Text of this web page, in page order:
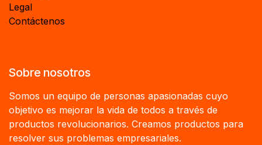
Legal
Contáctenos
Sobre nosotros
Somos un equipo de personas apasionadas cuyo
objetivo es mejorar la vida de todos a través de
productos revolucionarios. Creamos productos para
resolver sus problemas empresariales.